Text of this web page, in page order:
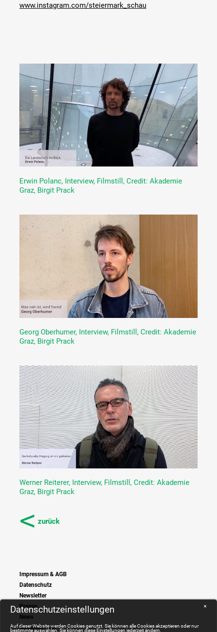
www.instagram.com/steiermark_schau
Erwin Polanc, Interview, Filmstill, Credit: Akademie
Graz, Birgit Prack
Georg Oberhumer, Interview, Filmstill, Credit: Akademie
Graz, Birgit Prack
Werner Reiterer, Interview, Filmstill, Credit: Akademie
Graz, Birgit Prack
< zurück
Impressum & AGB
Datenschutz
Newsletter
Presse
News
Ausstellungen
✕
Datenschutzeinstellungen
Auf dieser Website werden Cookies genutzt. Sie können alle Cookies akzeptieren oder nur
bestimmte auswählen. Sie können diese Einstellungen jederzeit ändern.